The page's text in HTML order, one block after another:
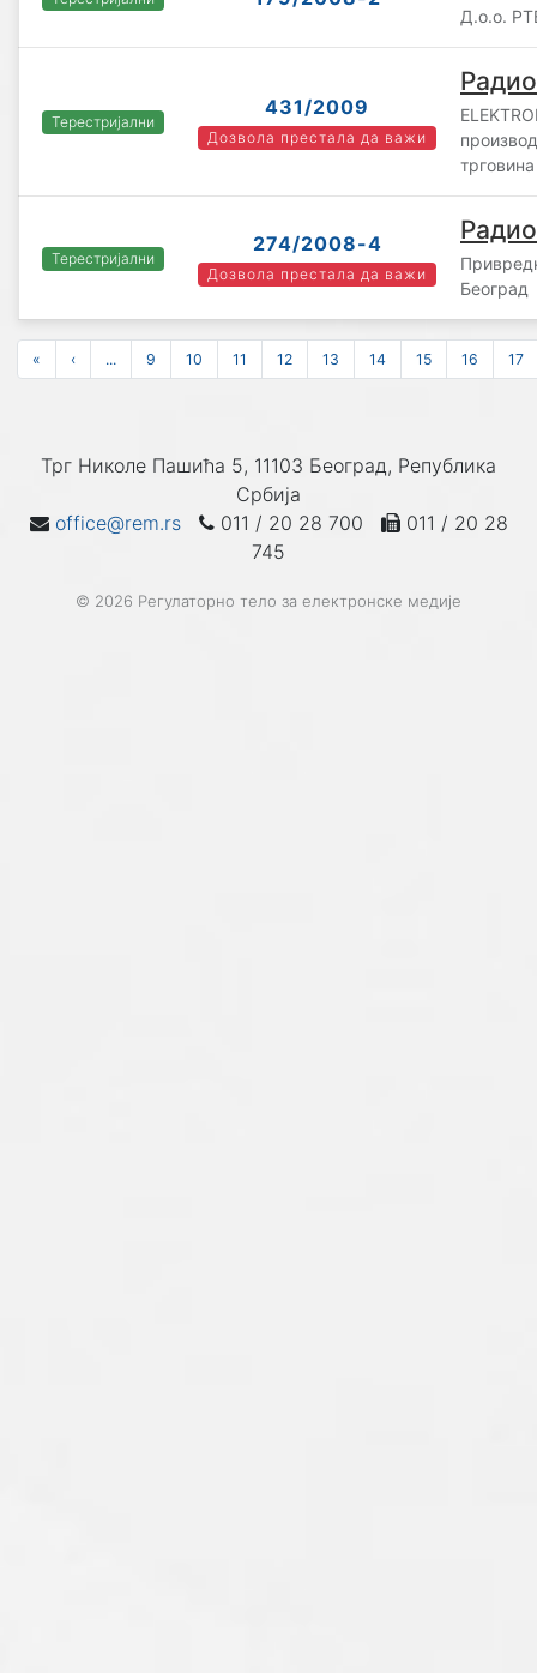
Д.o.o.
Терестријални
431/2009
Дозвола престала да важи
Терестријални
274/2008-4
Дозвола престала да важи
Београд
« ‹ ... 9 10 11 12 13 14 15 16 17
Трг Николе Пашића 5, 11103 Београд, Република
Србија
office@rem.rs
011 / 20 28 700
011 / 20 28
745
© 2026 Регулаторно тело за електронске медије